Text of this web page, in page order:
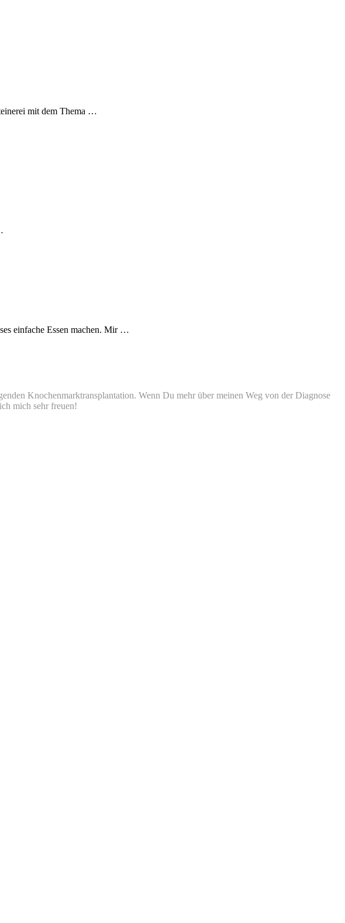
mit dem Thema …
einfache Essen machen. Mir …
Knochenmarktransplantation. Wenn Du mehr über meinen Weg von der Diagnose
mich sehr freuen!